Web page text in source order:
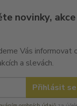
novinky, akce
Vás informovat
a slevách.
Přihlásit se